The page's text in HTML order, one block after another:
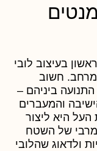
5 אלמנטים
בעיצוב לובי
חשוב
ביניהם –
והמעברים
היא ליצור
של השטח
ולדאוג שהלובי